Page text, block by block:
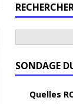
SONDAGE
Quelles